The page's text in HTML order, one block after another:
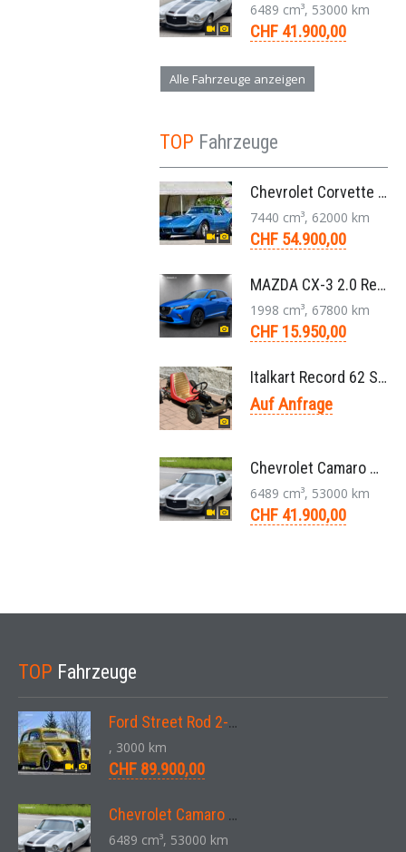
6489 cm³, 53000 km
CHF 41.900,00
Alle Fahrzeuge anzeigen
TOP Fahrzeuge
Chevrolet Corvette Stingray Targa C3 454-V8 4-Gang 1974
7440 cm³, 62000 km
CHF 54.900,00
MAZDA CX-3 2.0 Revolution FWD Skyactiv Drive SUV 2017
1998 cm³, 67800 km
CHF 15.950,00
Italkart Record 62 Sidewinder 1961 Rennkart, Parilla V11 Thunderbolt Motor
Auf Anfrage
Chevrolet Camaro SS 396 LS3 Coupe Aut. 1971
6489 cm³, 53000 km
CHF 41.900,00
TOP Fahrzeuge
Ford Street Rod 2-Door V8 Aut. 1937
, 3000 km
CHF 89.900,00
Chevrolet Camaro SS 396 LS3 Coupe Aut. 1971
6489 cm³, 53000 km